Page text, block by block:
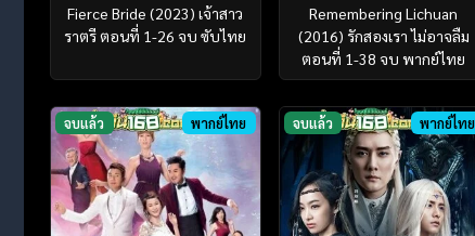
Fierce Bride (2023) เจ้าสาว
ราตรี ตอนที่ 1-26 จบ ซับไทย
Remembering Lichuan
(2016) รักสองเรา ไม่อาจลืม
ตอนที่ 1-38 จบ พากย์ไทย
จบแล้ว พากย์ไทย จบแล้ว พากย์ไทย